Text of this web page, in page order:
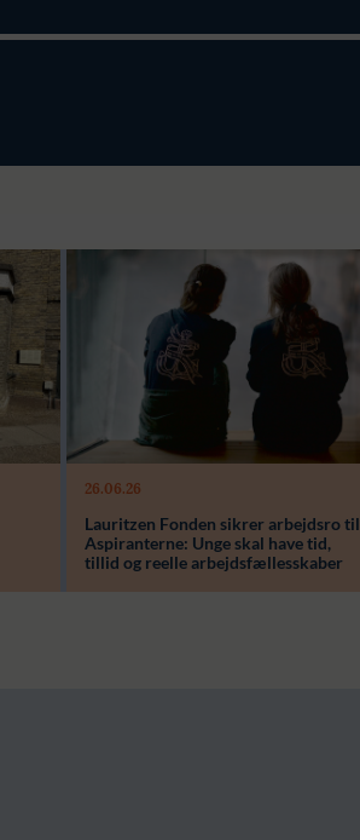
26.06.26
Lauritzen Fonden sikrer arbejdsro til
Aspiranterne: Unge skal have tid,
tillid og reelle arbejdsfællesskaber